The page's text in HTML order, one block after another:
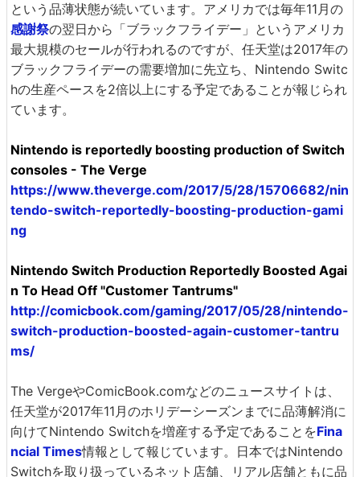
という品薄状態が続いています。アメリカでは毎年11月の
感謝祭の翌日から「ブラックフライデー」というアメリカ
最大規模のセールが行われるのですが、任天堂は2017年の
ブラックフライデーの需要増加に先立ち、Nintendo Switc
hの生産ペースを2倍以上にする予定であることが報じられ
ています。
Nintendo is reportedly boosting production of Switch
consoles - The Verge
https://www.theverge.com/2017/5/28/15706682/nin
tendo-switch-reportedly-boosting-production-gami
ng
Nintendo Switch Production Reportedly Boosted Agai
n To Head Off "Customer Tantrums"
http://comicbook.com/gaming/2017/05/28/nintendo-
switch-production-boosted-again-customer-tantru
ms/
The VergeやComicBook.comなどのニュースサイトは、
任天堂が2017年11月のホリデーシーズンまでに品薄解消に
向けてNintendo Switchを増産する予定であることをFina
ncial Times情報として報じています。日本ではNintendo
Switchを取り扱っているネット店舗、リアル店舗ともに品